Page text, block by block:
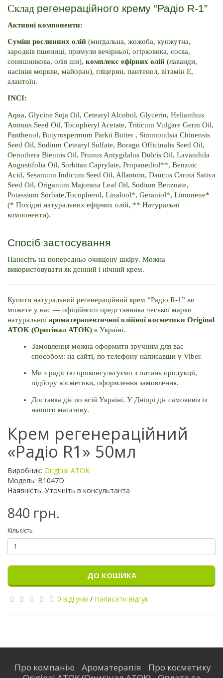
Склад регенераційного крему “Радіо R-1”
Активні компоненти:
Суміш рослинних олій (мигдальна, жожоба, кунжутна,
зародків пшениці, примули вечірньої, огірковика, соєва,
соняшникова, олія ши), комплекс ефірних олій (лаванди,
насіння моркви, майоран), гліцерин, пантенол, вітамін E,
алантоїн.
INCI:
Aqua, Glycine Soja Oil, Cetearyl Alcohol, Glycerin, Helianthus
Annuus Seed Oil, Tocopheryl Acetate, Triticum Vulgare Germ Oil,
Panthenol, Butyrospermum Parkii Butter , Simmondsia Chinensis
Seed Oil, Sodium Cetearyl Sulfate, Borago Officinalis Seed Oil,
Oenothera Biennis Oil, Prunus Amygdalus Dulcis Oil, Lavandula
Angustifolia Oil, Sorbitan Caprylate, Propanediol**, Benzoic
Acid, Sesamum Indicum Seed Oil, Allantoin, Daucus Carota Sativa
Seed Oil, Origanum Majorana Leaf Oil, Sodium Benzoate,
Potassium Sorbate,Tocopherol, Linalool*, Geraniol*, Limonene*
(* Похідні натуральних ефірних олій, ** Натуральні
компоненти).
Спосіб застосування
Нанесіть на попередньо очищену шкіру. Можна
використовувати як денний і нічний крем.
Купити натуральний регенераційний крем “Радіо R-1” ви
можете у нас — офіційного представника чеської марки
натуральної ароматерапевтичної олійної косметики Original
ATOK (Оригінал АТОК) в Україні.
Замовлення можна оформити зручним для вас
способом: на сайті, по телефону написавши у Viber.
Ми з радістю проконсультуємо з питань продукції,
підбору косметики, оформлення замовлення.
Доставка діє по всій Україні. У Дніпрі діє самовивіз із
нашого магазину.
Крем регенераційний
«Радіо R1» 50мл
Виробник: Original ATOK
Модель: B1047D
Наявність: Уточніть в консультанта
840 грн.
Кількість
ДО КОШИКА
0 відгуків / Написати відгук
Про компанію Ароматерапія
Про косметику